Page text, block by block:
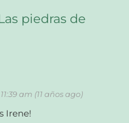
piedras de
am (11 años ago)
Irene!